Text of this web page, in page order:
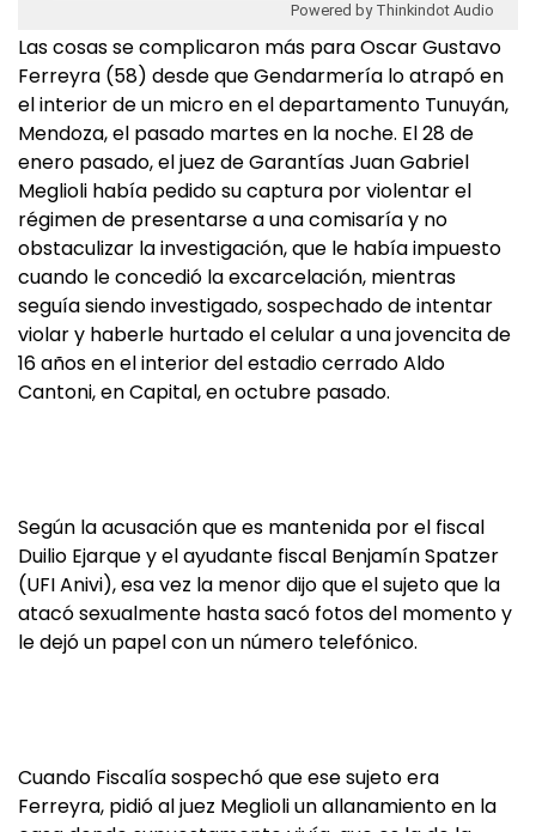
Powered by Thinkindot Audio
Las cosas se complicaron más para Oscar Gustavo
Ferreyra (58) desde que Gendarmería lo atrapó en
el interior de un micro en el departamento Tunuyán,
Mendoza, el pasado martes en la noche. El 28 de
enero pasado, el juez de Garantías Juan Gabriel
Meglioli había pedido su captura por violentar el
régimen de presentarse a una comisaría y no
obstaculizar la investigación, que le había impuesto
cuando le concedió la excarcelación, mientras
seguía siendo investigado, sospechado de intentar
violar y haberle hurtado el celular a una jovencita de
16 años en el interior del estadio cerrado Aldo
Cantoni, en Capital, en octubre pasado.
Según la acusación que es mantenida por el fiscal
Duilio Ejarque y el ayudante fiscal Benjamín Spatzer
(UFI Anivi), esa vez la menor dijo que el sujeto que la
atacó sexualmente hasta sacó fotos del momento y
le dejó un papel con un número telefónico.
Cuando Fiscalía sospechó que ese sujeto era
Ferreyra, pidió al juez Meglioli un allanamiento en la